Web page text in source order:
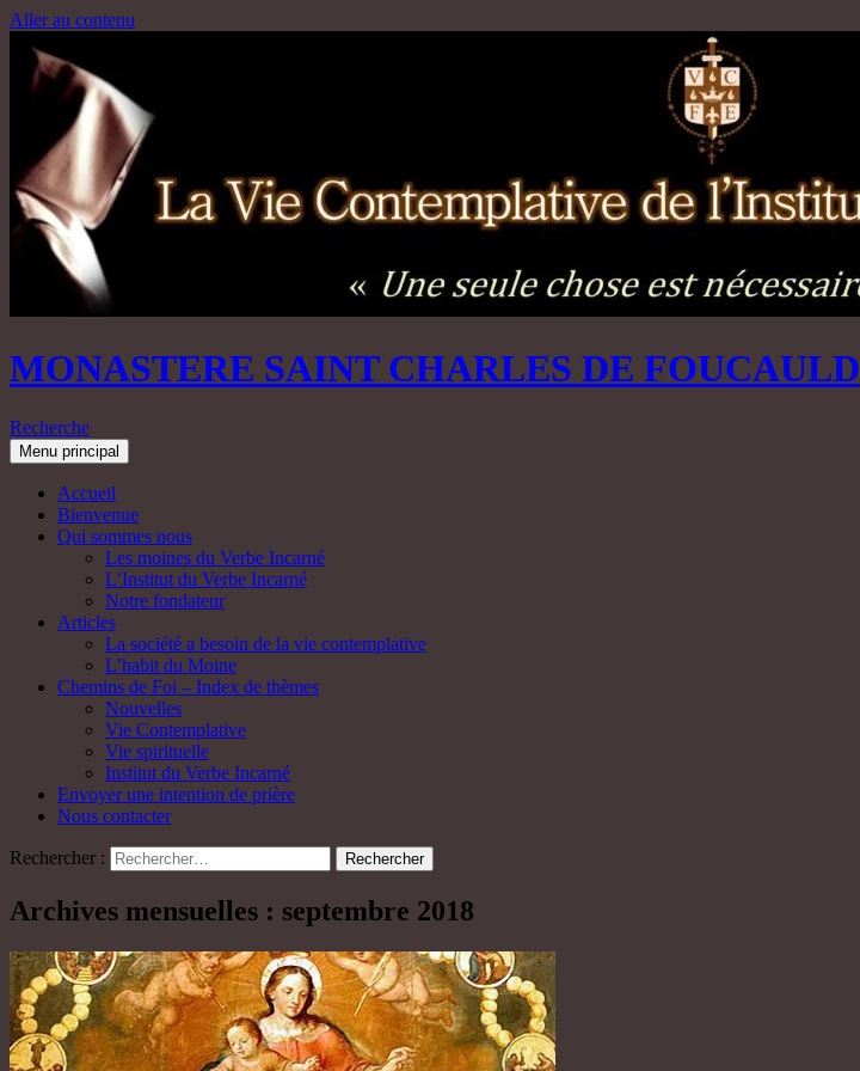
Aller au contenu
MONASTERE SAINT CHARLES DE FOUCAULD
Recherche
Menu principal
Accueil
Bienvenue
Qui sommes nous
Les moines du Verbe Incarné
L’Institut du Verbe Incarné
Notre fondateur
Articles
La société a besoin de la vie contemplative
L’habit du Moine
Chemins de Foi – Index de thèmes
Nouvelles
Vie Contemplative
Vie spirituelle
Institut du Verbe Incarné
Envoyer une intention de prière
Nous contacter
Rechercher :
Archives mensuelles : septembre 2018